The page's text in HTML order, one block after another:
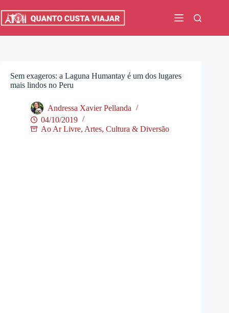
para
Sem exageros: a Laguna Humantay é um dos lugares
mais lindos no Peru
Andressa Xavier Pellanda
04/10/2019
Ao Ar Livre, Artes, Cultura & Diversão